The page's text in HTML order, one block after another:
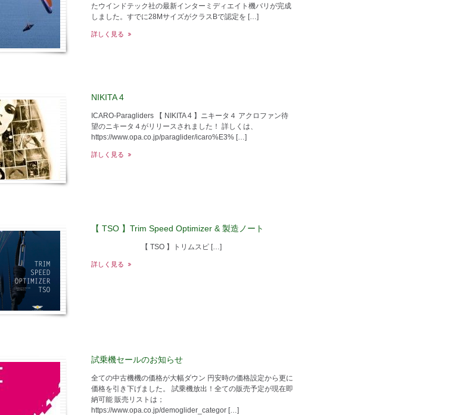
たウインドテック社の最新インターミディエイト機バリが完成
しました。すでに28MサイズがクラスBで認定を […]
詳しく見る
NIKITA 4
ICARO-Paragliders 【 NIKITA 4 】ニキータ４ アクロファン待
望のニキータ４がリリースされました！ 詳しくは、
https://www.opa.co.jp/paraglider/icaro%E3% […]
詳しく見る
【 TSO 】Trim Speed Optimizer & 製造ノート
【 TSO 】トリムスピ […]
詳しく見る
試乗機セールのお知らせ
全ての中古機機の価格が大幅ダウン 円安時の価格設定から更に
価格を引き下げました。 試乗機放出！全ての販売予定が現在即
納可能 販売リストは；
https://www.opa.co.jp/demoglider_categor […]